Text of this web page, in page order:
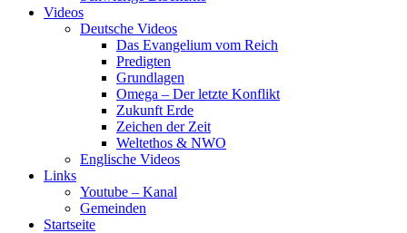
Videos
Deutsche Videos
Das Evangelium vom Reich
Predigten
Grundlagen
Omega – Der letzte Konflikt
Zukunft Erde
Zeichen der Zeit
Weltethos & NWO
Englische Videos
Links
Youtube – Kanal
Gemeinden
Startseite